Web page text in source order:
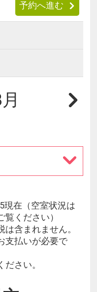
予約へ進む
現在（空室状況は
ください）
含まれません。
支払いが必要で
ださい。